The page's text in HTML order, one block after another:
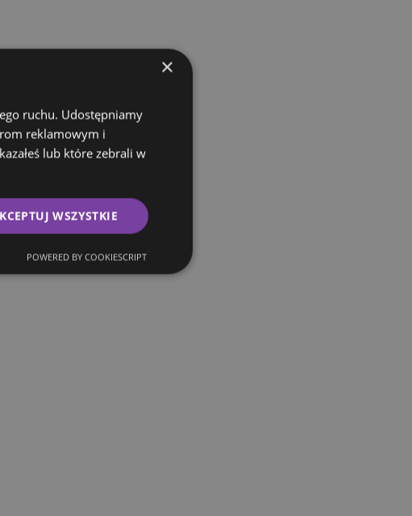
×
ruchu. Udostępniamy
reklamowym i
lub które zebrali w
WSZYSTKIE
POWERED BY COOKIESCRIPT